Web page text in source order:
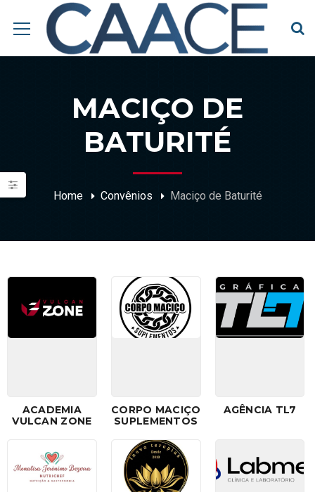
MACIÇO DE
BATURITÉ
Home Convênios Maciço de Baturité
ACADEMIA
VULCAN ZONE
CORPO MACIÇO
SUPLEMENTOS
AGÊNCIA TL7